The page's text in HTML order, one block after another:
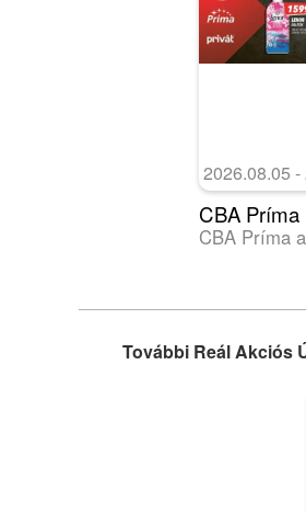
2026.08.05 -
CBA Príma
CBA Príma
További Reál Akciós